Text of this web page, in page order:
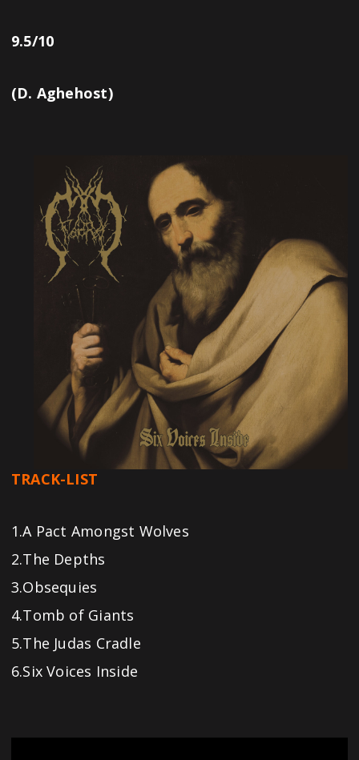
9.5/10
(D. Aghehost)
TRACK-LIST
1.A Pact Amongst Wolves
2.The Depths
3.Obsequies
4.Tomb of Giants
5.The Judas Cradle
6.Six Voices Inside